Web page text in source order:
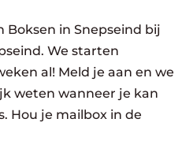
in Snepseind bij
We starten
al! Meld je aan en we
weten wanneer je kan
Hou je mailbox in de